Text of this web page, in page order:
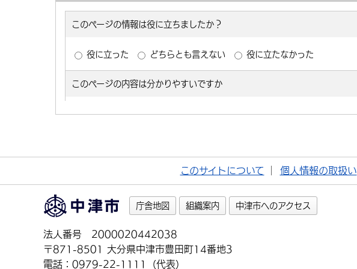
このサイトについて 個人情報の取扱い
庁舎地図 組織案内 中津市へのアクセス
法人番号 2000020442038
〒871-8501 大分県中津市豊田町14番地3
電話：0979-22-1111（代表）